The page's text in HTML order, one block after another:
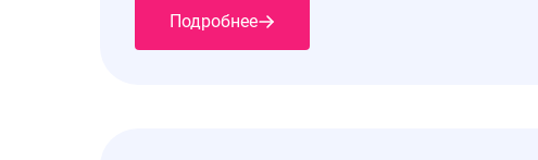
Подробнее